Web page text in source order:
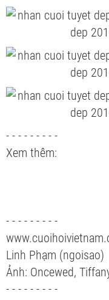
- - - - - - - - -
Xem thêm:
- - - - - - - - -
Linh Phạm (ngoisao)
Ảnh: Oncewed,
- - - - - - - - -